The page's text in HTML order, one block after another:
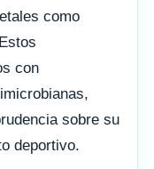
como
con
sobre su
deportivo.